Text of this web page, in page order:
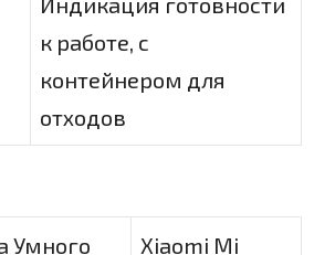
к работе, с
контейнером для
отходов
Умного
Xiaomi Mi